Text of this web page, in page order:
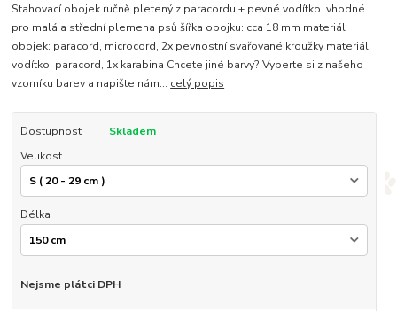
Stahovací obojek ručně pletený z paracordu + pevné vodítko vhodné
pro malá a střední plemena psů šířka obojku: cca 18 mm materiál
obojek: paracord, microcord, 2x pevnostní svařované kroužky materiál
vodítko: paracord, 1x karabina Chcete jiné barvy? Vyberte si z našeho
vzorníku barev a napište nám... celý popis
Dostupnost
Skladem
Velikost
Délka
Nejsme plátci DPH